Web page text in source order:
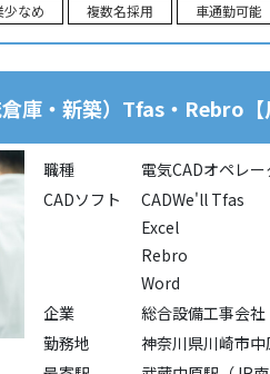
少なめ 複数名採用 車通勤可能
庫・新築）Tfas・Rebro
職種
電気CADオペレー
CADソフト
CADWe'll Tfas
Excel
Rebro
Word
企業
総合設備工事会社
勤務地
神奈川県川崎市中